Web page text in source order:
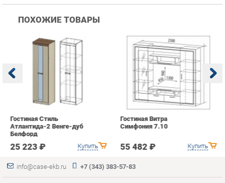
Купить
Гостиная Стиль
25 223 ₽ Купить
Гостиная Витра
Симфония 7.10
55 482 ₽
Коллекции
Антресоли
О проекте
Контакты
Екатеринбург